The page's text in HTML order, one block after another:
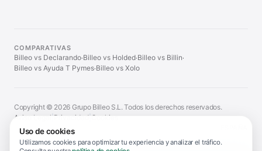
Uso de cookies
Utilizamos cookies para optimizar tu experiencia y analizar el tráfico.
COMPARATIVAS
Billeo vs Declarando·Billeo vs Holded·Billeo vs Billin·
Billeo vs Ayuda T Pymes·Billeo vs Xolo
Copyright © 2026 Grupo Billeo S.L. Todos los derechos reservados.
Aviso Legal|Privacidad| Cookies